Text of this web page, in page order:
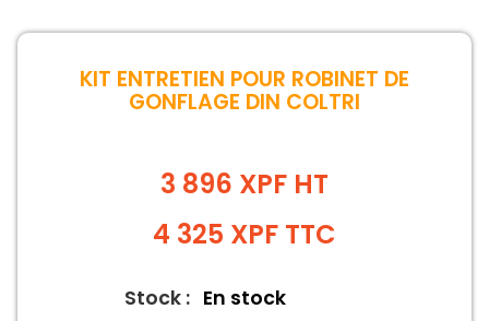
KIT ENTRETIEN POUR ROBINET DE
GONFLAGE DIN COLTRI
3 896 XPF HT
4 325 XPF TTC
Stock : En stock